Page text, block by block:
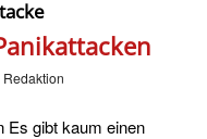
Redaktion
Es gibt kaum einen